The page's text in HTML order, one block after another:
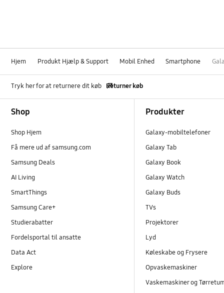
Hjem Produkt Hjælp & Support Mobil Enhed Smartphone
Tryk her for at returnere dit køb Returner køb
Shop
Shop Hjem
Få mere ud af samsung.com
Samsung Deals
AI Living
SmartThings
Samsung Care+
Studierabatter
Fordelsportal til ansatte
Data Act
Explore
Produkter
Galaxy-mobiltelefoner
Galaxy Tab
Galaxy Book
Galaxy Watch
Galaxy Buds
TVs
Projektorer
Lyd
Køleskabe og Frysere
Opvaskemaskiner
Vaskemaskiner og